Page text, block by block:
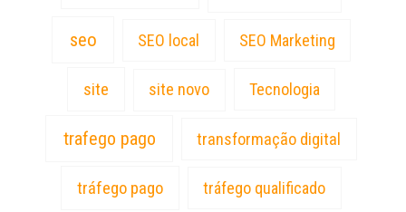
seo SEO local SEO Marketing
site site novo Tecnologia
trafego pago transformação digital
tráfego pago tráfego qualificado